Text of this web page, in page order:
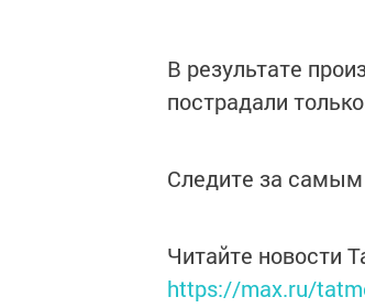
В результате
пострадали
Следите за
Читайте новости
https://max.ru/